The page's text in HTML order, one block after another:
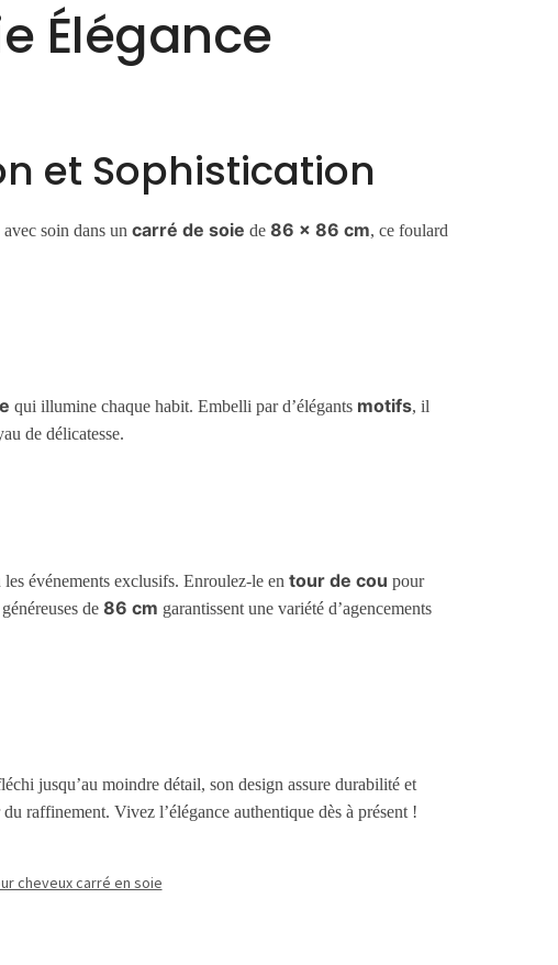
Élégance
et Sophistication
avec soin dans uncarré de soie de86 x 86 cm, ce foulard
qui illumine chaque habit. Embelli par d’élégants motifs, il
de délicatesse.
les événements exclusifs. Enroulez-le entour de cou pour
de86 cm garantissent une variété d’agencements
jusqu’au moindre détail, son design assure durabilité et
raffinement. Vivez l’élégance authentique dès à présent !
cheveux carré en soie